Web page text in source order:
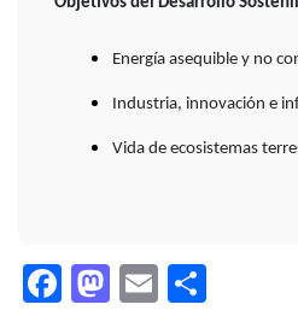
Energía asequible y no
Industria, innovación e
Vida de ecosistemas
Facebook
Mastodon
Email